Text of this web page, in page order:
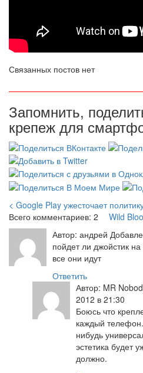
Связанных постов нет
Запомнить,
крепеж для
< Google Play ужесточает
Wild
Всего комментариев: 2
Автор: андрей
пойдет ли джойстик
все они идут
Ответить
Автор: MR
2012 в 21:30
Боюсь что
каждый
нибудь
эстетика будет
должно.